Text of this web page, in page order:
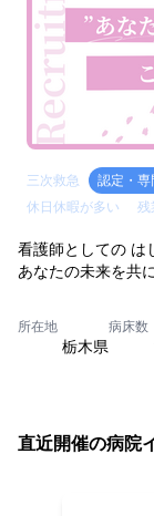
三次救急 認定・専
休日休暇が多い
残
看護師としての は
あなたの未来を共
所在地
栃木県
病床数
直近開催の病院